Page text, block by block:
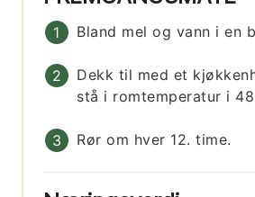
Bland mel og vann i en
Dekk til med et
stå i romtemperatur i
Rør om hver 12. time.